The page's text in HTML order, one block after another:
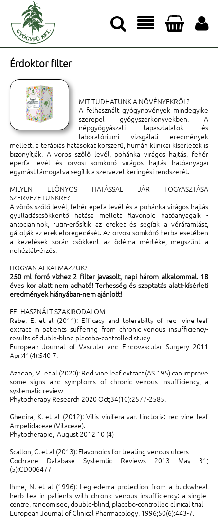




Érdoktor filter
MIT TUDHATUNK A NÖVÉNYEKRŐL?
A felhasznált gyógynövények mindegyike
szerepel gyógyszerkönyvekben. A
népgyógyászati tapasztalatok és
laboratóriumi vizsgálati eredmények
mellett, a terápiás hatásokat korszerű, humán klinikai kísérletek is
bizonyítják. A vörös szőlő levél, pohánka virágos hajtás, fehér
eperfa levél és orvosi somkóró virágos hajtás hatóanyagai
egymást támogatva segítik a szervezet keringési rendszerét.
MILYEN ELŐNYÖS HATÁSSAL JÁR FOGYASZTÁSA
SZERVEZETÜNKRE?
A vörös szőlő levél, fehér epefa levél és a pohánka virágos hajtás
gyulladáscsökkentő hatása mellett flavonoid hatóanyagaik -
antocianinok, rutin-erősítik az ereket és segítik a véráramlást,
gátolják az erek elöregedését. Az orvosi somkóró herba esetében
a kezelések során csökkent az ödéma mértéke, megszűnt a
nehézláb-érzés.
HOGYAN ALKALMAZZUK?
250 ml forró vízhez 2 filter javasolt, napi három alkalommal. 18
éves kor alatt nem adható! Terhesség és szoptatás alatt-kísérleti
eredmények hiányában-nem ajánlott!
FELHASZNÁLT SZAKIRODALOM
Rabe, E. et al (2011): Efficacy and tolerabilty of red- vine-leaf
extract in patients suffering from chronic venous insufficiency-
results of duble-blind placebo-controlled study
European Journal of Vascular and Endovascular Surgery 2011
Apr;41(4):540-7.
Azhdan, M. et al (2020): Red vine leaf extract (AS 195) can improve
some signs and symptoms of chronic venous insufficiency, a
systematic review
Phytotherapy Research 2020 Oct;34(10):2577-2585.
Ghedira, K. et al (2012): Vitis vinifera var. tinctoria: red vine leaf
Ampelidaceae (Vitaceae).
Phytotherapie, August 2012 10 (4)
Scallon, C. et al (2013): Flavonoids for treating venous ulcers
Cochrane Database Systemtic Reviews 2013 May 31;
(5):CD006477
Ihme, N. et al (1996): Leg edema protection from a buckwheat
herb tea in patients with chronic venous insufficiency: a single-
centre, randomised, double-blind, placebo-controlled clinical trial
European Journal of Clinical Pharmacology, 1996;50(6):443-7.